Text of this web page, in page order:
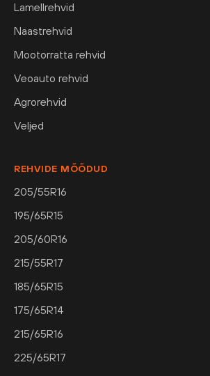
Lamellrehvid
Naastrehvid
Mootorratta rehvid
Veoauto rehvid
Agrorehvid
Veljed
REHVIDE MÕÕDUD
205/55R16
195/65R15
205/60R16
215/55R17
185/65R15
175/65R14
215/65R16
225/65R17